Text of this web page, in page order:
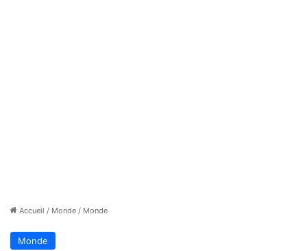
Accueil / Monde / Monde
Monde